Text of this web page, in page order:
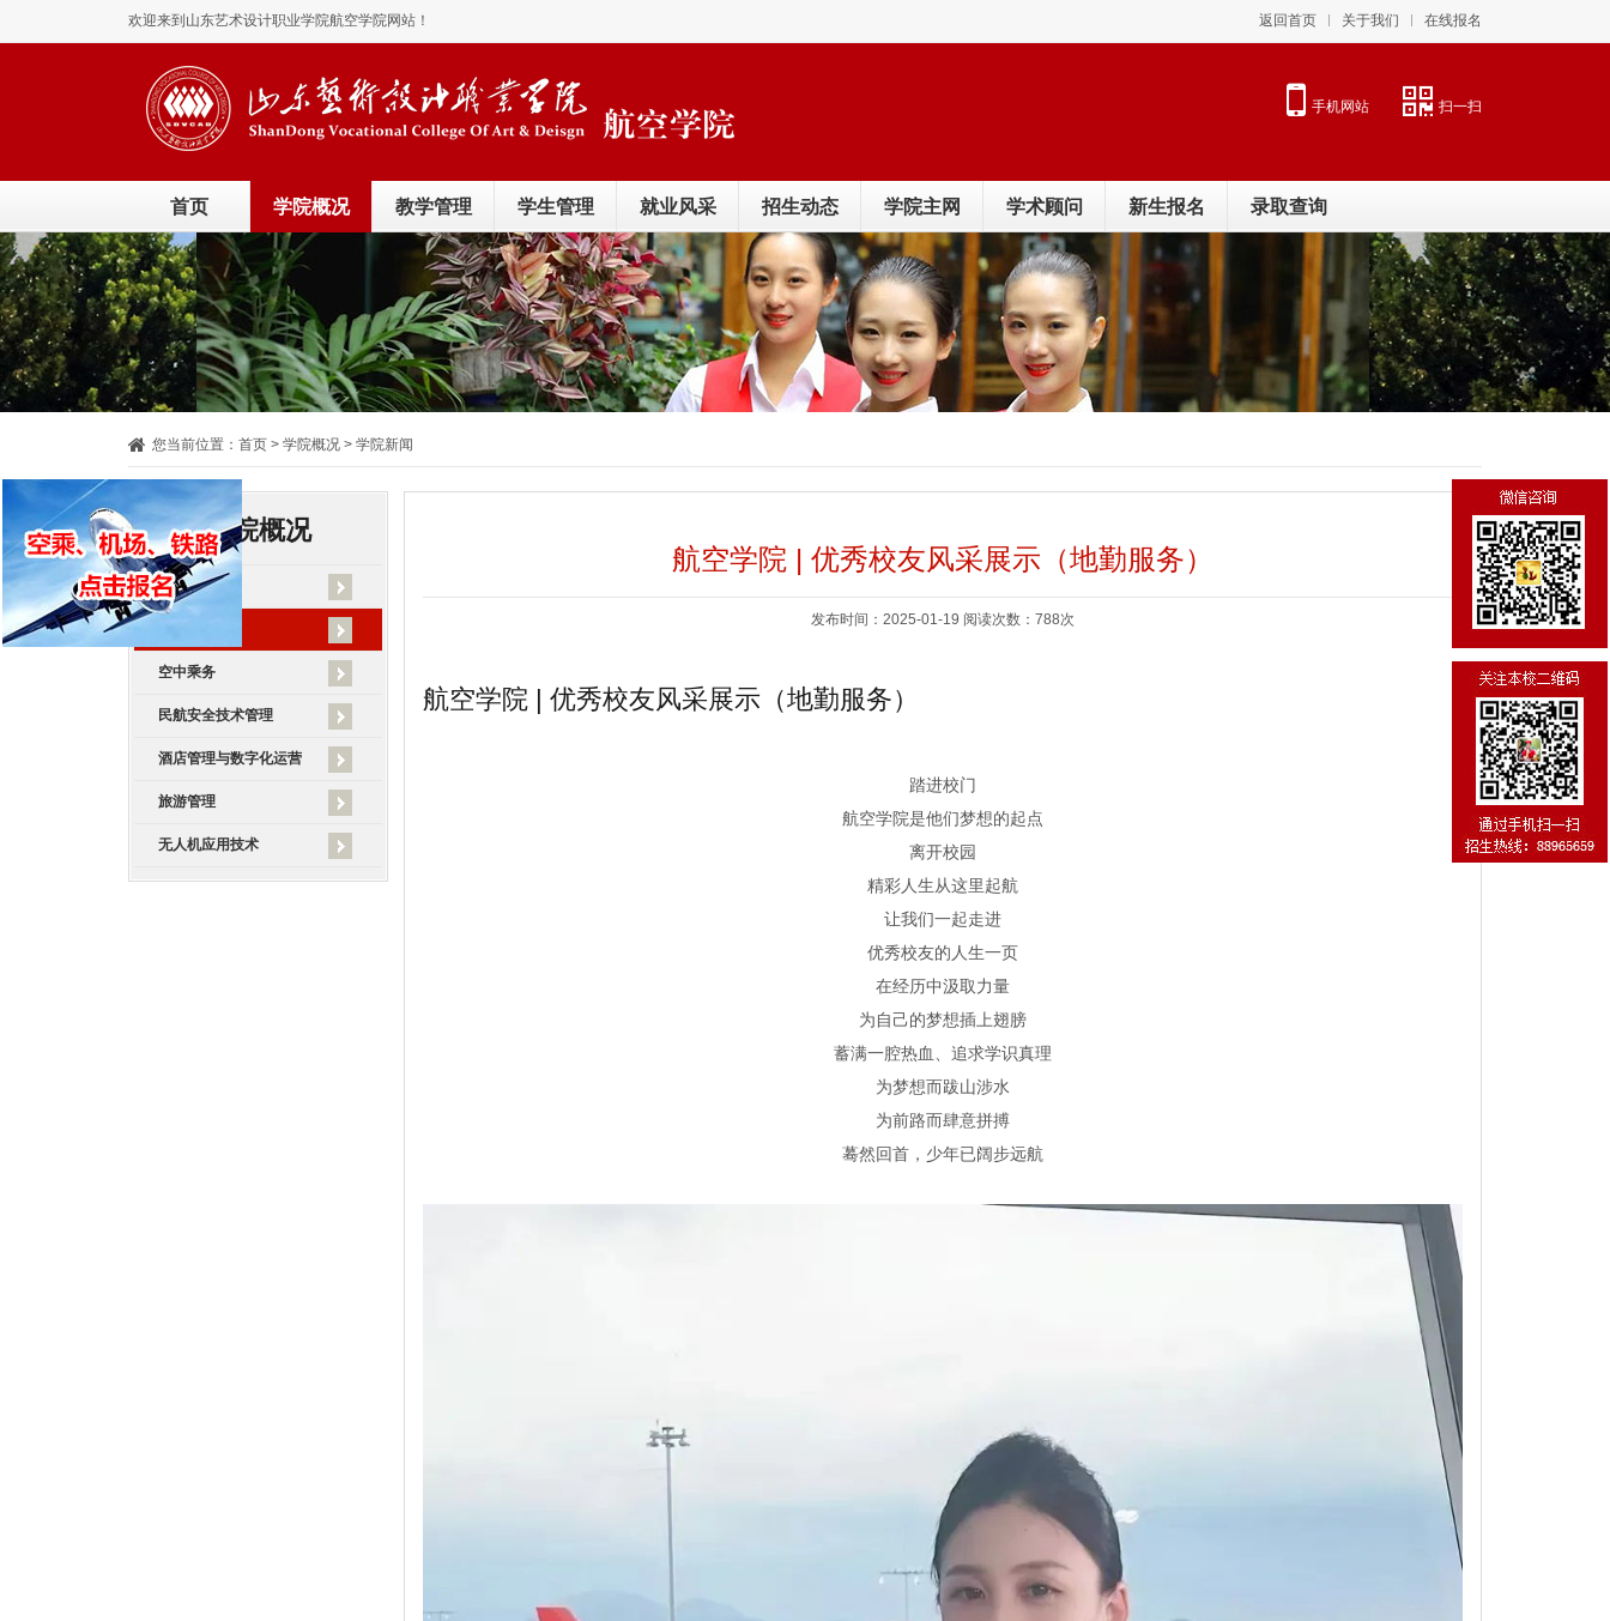
欢迎来到山东艺术设计职业学院航空学院网站！ 返回首页 关于我们 在线报名
手机网站 扫一扫
首页 学院概况 教学管理 学生管理 就业风采 招生动态 学院主网 学术顾问 新生报名 录取查询
您当前位置： 首页 > 学院概况 > 学院新闻
学院概况
学院概况
空中乘务
民航安全技术管理
酒店管理与数字化运营
旅游管理
无人机应用技术
航空学院 | 优秀校友风采展示（地勤服务）
发布时间：2025-01-19 阅读次数：788次
航空学院 | 优秀校友风采展示（地勤服务）
踏进校门
航空学院是他们梦想的起点
离开校园
精彩人生从这里起航
让我们一起走进
优秀校友的人生一页
在经历中汲取力量
为自己的梦想插上翅膀
蓄满一腔热血、追求学识真理
为梦想而跋山涉水
为前路而肆意拼搏
蓦然回首，少年已阔步远航